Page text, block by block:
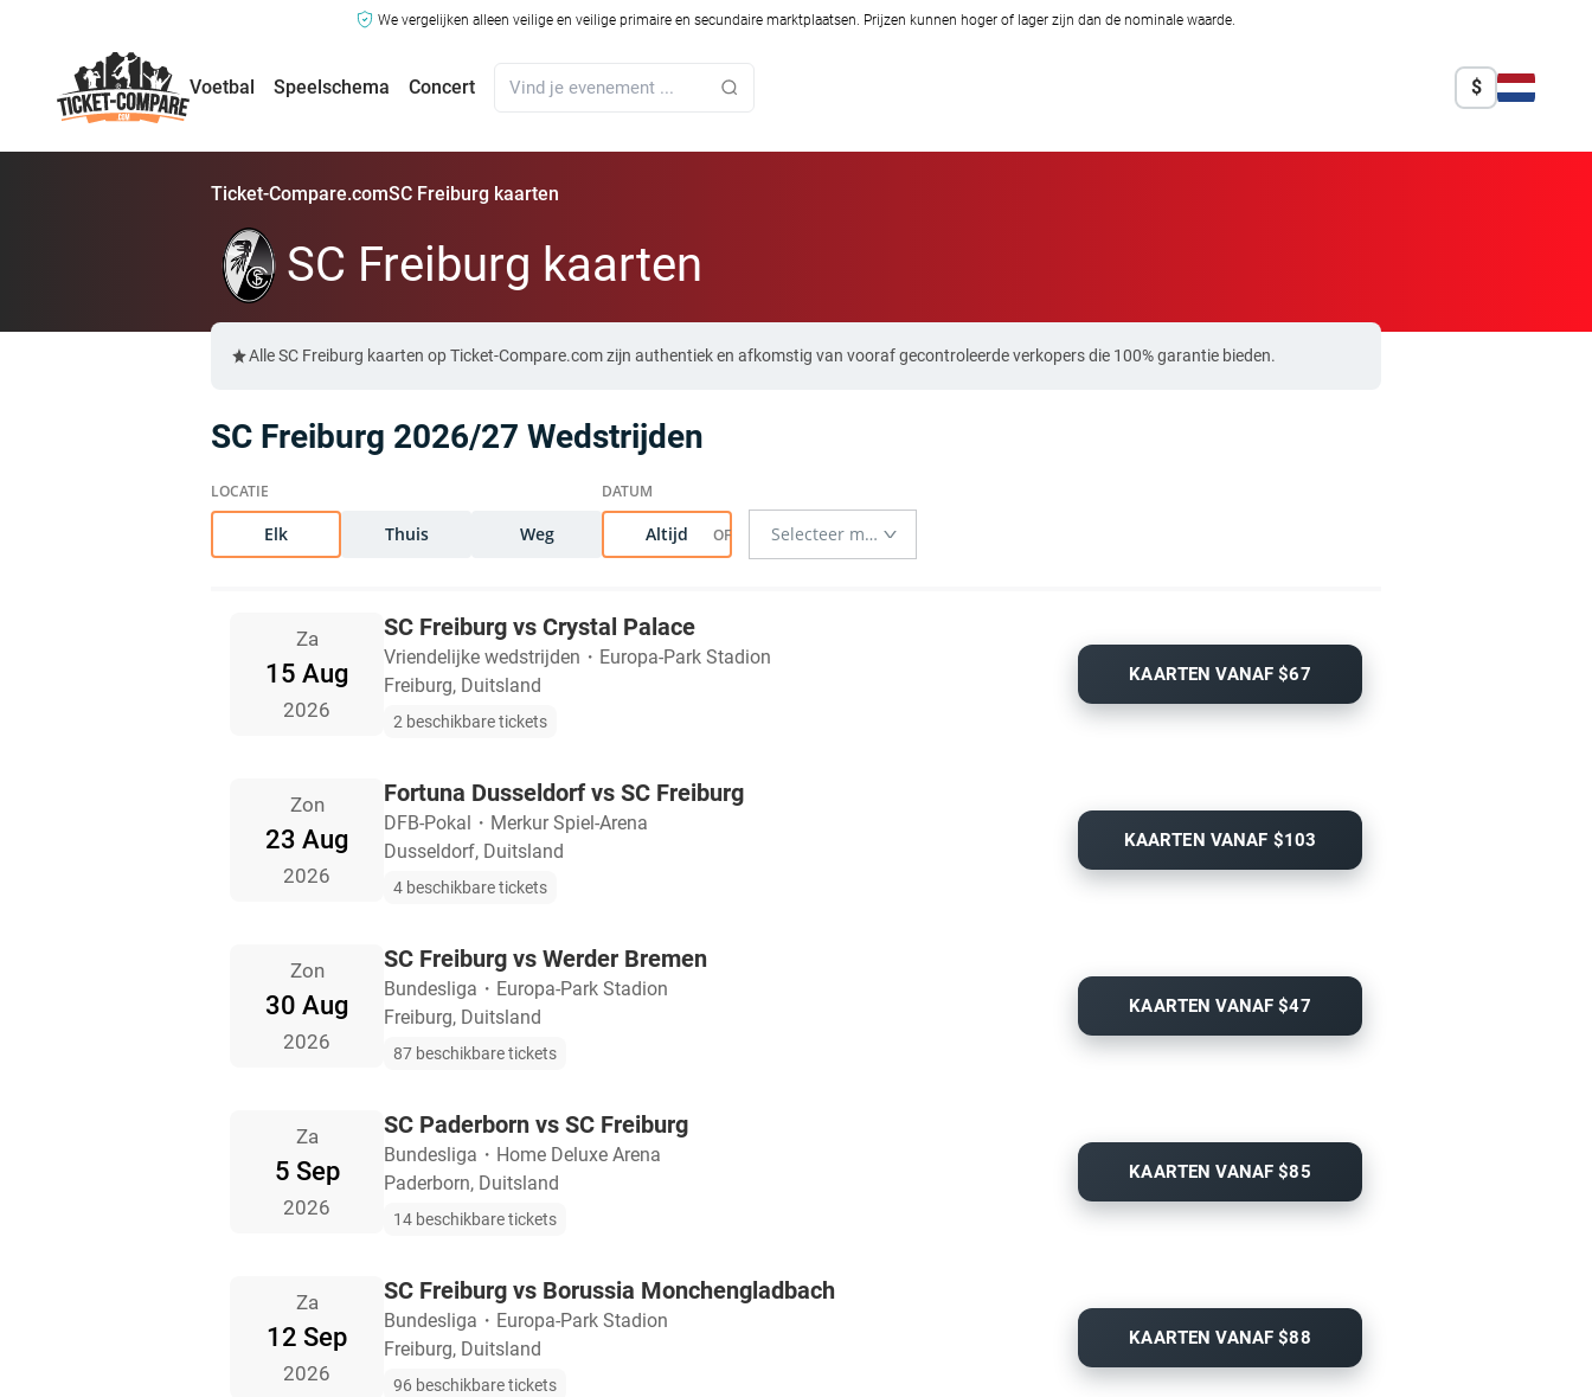
We vergelijken alleen veilige en veilige primaire en secundaire marktplaatsen. Prijzen kunnen hoger of lager zijn dan de nominale waarde.
Voetbal Speelschema Concert $
Ticket-Compare.comSC Freiburg kaarten
SC Freiburg kaarten
Alle SC Freiburg kaarten op Ticket-Compare.com zijn authentiek en afkomstig van vooraf gecontroleerde verkopers die 100% garantie bieden.
SC Freiburg 2026/27 Wedstrijden
Elk Thuis Weg Altijd
Za
15 Aug
2026
SC Freiburg vs Crystal Palace
Vriendelijke wedstrijden ・ Europa-Park Stadion
Freiburg, Duitsland
2 beschikbare tickets
KAARTEN VANAF $67
Zon
23 Aug
2026
Fortuna Dusseldorf vs SC Freiburg
DFB-Pokal ・ Merkur Spiel-Arena
Dusseldorf, Duitsland
4 beschikbare tickets
KAARTEN VANAF $103
Zon
30 Aug
2026
SC Freiburg vs Werder Bremen
Bundesliga ・ Europa-Park Stadion
Freiburg, Duitsland
87 beschikbare tickets
KAARTEN VANAF $47
Za
5 Sep
2026
SC Paderborn vs SC Freiburg
Bundesliga ・ Home Deluxe Arena
Paderborn, Duitsland
14 beschikbare tickets
KAARTEN VANAF $85
Za
12 Sep
2026
SC Freiburg vs Borussia Monchengladbach
Bundesliga ・ Europa-Park Stadion
Freiburg, Duitsland
96 beschikbare tickets
KAARTEN VANAF $88